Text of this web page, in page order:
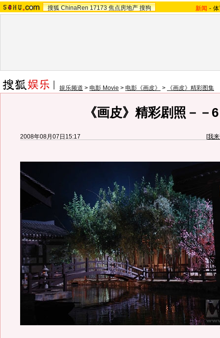
搜狐 ChinaRen 17173 焦点房地产 搜狗 新闻 -
娱乐频道 > 电影 Movie > 电影《画皮》 > 《画皮》精彩图集
《画皮》精彩剧照－－6
2008年08月07日15:17 [我